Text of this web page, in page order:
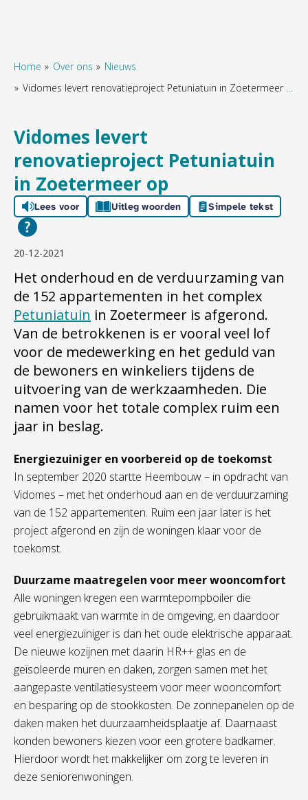
Home Over ons
Nieuws
Vidomes levert renovatieproject Petuniatuin in Zoetermeer op
Vidomes levert
renovatieproject Petuniatuin
in Zoetermeer op
Lees voor Uitleg woorden Simpele tekst
20-12-2021
Het onderhoud en de verduurzaming van
de 152 appartementen in het complex
Petuniatuin in Zoetermeer is afgerond.
Van de betrokkenen is er vooral veel lof
voor de medewerking en het geduld van
de bewoners en winkeliers tijdens de
uitvoering van de werkzaamheden. Die
namen voor het totale complex ruim een
jaar in beslag.
Energiezuiniger en voorbereid op de toekomst
In september 2020 startte Heembouw – in opdracht van
Vidomes – met het onderhoud aan en de verduurzaming
van de 152 appartementen. Ruim een jaar later is het
project afgerond en zijn de woningen klaar voor de
toekomst.
Duurzame maatregelen voor meer wooncomfort
Alle woningen kregen een warmtepompboiler die
gebruikmaakt van warmte in de omgeving, en daardoor
veel energiezuiniger is dan het oude elektrische apparaat.
De nieuwe kozijnen met daarin HR++ glas en de
geïsoleerde muren en daken, zorgen samen met het
aangepaste ventilatiesysteem voor meer wooncomfort
en besparing op de stookkosten. De zonnepanelen op de
daken maken het duurzaamheidsplaatje af. Daarnaast
konden bewoners kiezen voor een grotere badkamer.
Hierdoor wordt het makkelijker om zorg te leveren in
deze seniorenwoningen.